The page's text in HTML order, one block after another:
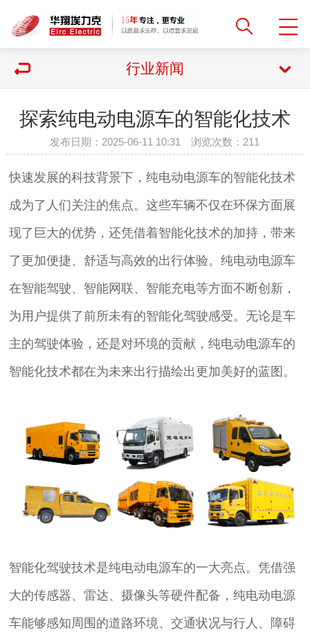
行业新闻
探索纯电动电源车的智能化技术
发布日期：2025-06-11 10:31 浏览次数： 211
快速发展的科技背景下，纯电动电源车的智能化技术
成为了人们关注的焦点。这些车辆不仅在环保方面展
现了巨大的优势，还凭借着智能化技术的加持，带来
了更加便捷、舒适与高效的出行体验。纯电动电源车
在智能驾驶、智能网联、智能充电等方面不断创新，
为用户提供了前所未有的智能化驾驶感受。无论是车
主的驾驶体验，还是对环境的贡献，纯电动电源车的
智能化技术都在为未来出行描绘出更加美好的蓝图。
智能化驾驶技术是纯电动电源车的一大亮点。凭借强
大的传感器、雷达、摄像头等硬件配备，纯电动电源
车能够感知周围的道路环境、交通状况与行人、障碍